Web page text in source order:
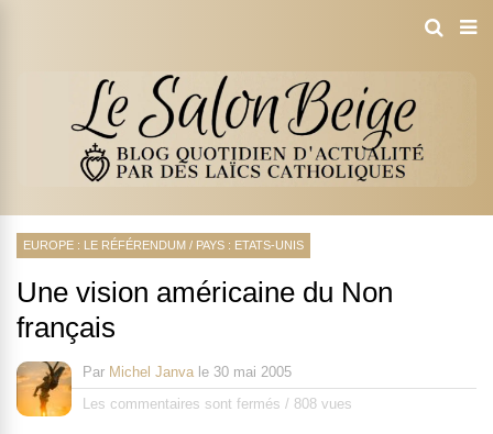
EUROPE : LE RÉFÉRENDUM / PAYS : ETATS-UNIS
Une vision américaine du Non
français
Par Michel Janva le 30 mai 2005
Les commentaires sont fermés / 808 vues